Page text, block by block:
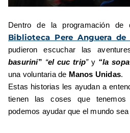
Dentro de la programación de
Biblioteca Pere Anguera de
pudieron escuchar las
basurini” “el cuc trip”y “la
una voluntaria de Manos Unidas.
Estas historias les ayudan a
tienen las coses que
podemos ayudar que el mundo